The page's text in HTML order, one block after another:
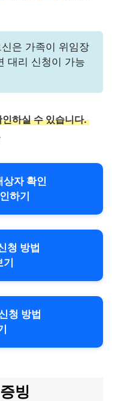
은 가족이 위임장
대리 신청이 가능
하실 수 있습니다.
상자 확인
하기
청 방법
청 방법
빙